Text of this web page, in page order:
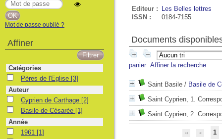
Editeur :
Les Belles lettres
ISSN :
0184-7155
Documents
panier Affiner la recherche
Saint Basile / Basile de
Saint Cyprien, 1.
Saint Cyprien, 2.
1
Mot de passe oublié ?
Affiner
Catégories
Pères de l'Eglise
Pères de l'Eglise [3]
Auteur
Cyprien de Carthage
Cyprien de Carthage [2]
Basile de Césarée
Basile de Césarée [1]
Année
1961 1961 [1]